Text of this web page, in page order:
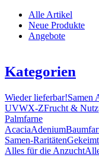
Alle Artikel
Neue Produkte
Angebote
Kategorien
Wieder lieferbar!Samen
UVWX-ZFrucht &
Palmfarne
AcaciaAdenium
Samen-Raritäten
Alles für die Anzucht